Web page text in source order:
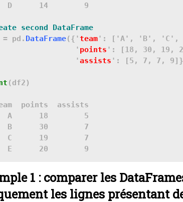
D      14        9
= pd. DataFrame({'team': ['A', 'B', 'C',
'
points ': [18, 30, 19,
'
assists ': [5, 7, 7,
(df2)
points  assists
A      18        5
B      30        7
C      19        7
E      20        9
1 : comparer les
les lignes présentant